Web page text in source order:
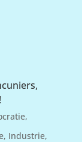
,
, Industrie,